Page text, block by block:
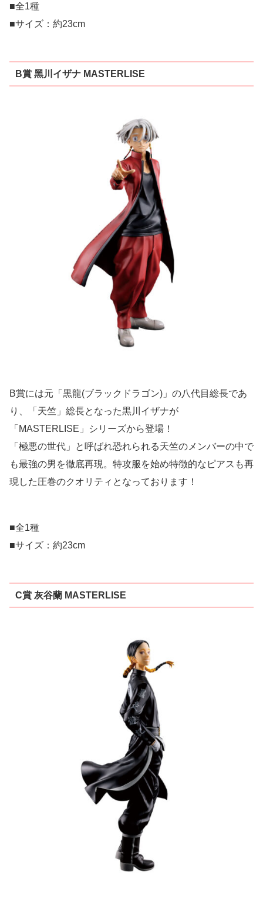
■全1種
■サイズ：約23cm
B賞 ⿊川イザナ MASTERLISE
B賞には元「黒龍(ブラックドラゴン)」の八代目総長であ
り、「天竺」総長となった黒川イザナが
「MASTERLISE」シリーズから登場！
「極悪の世代」と呼ばれ恐れられる天竺のメンバーの中で
も最強の男を徹底再現。特攻服を始め特徴的なピアスも再
現した圧巻のクオリティとなっております！
■全1種
■サイズ：約23cm
C賞 灰⾕蘭 MASTERLISE